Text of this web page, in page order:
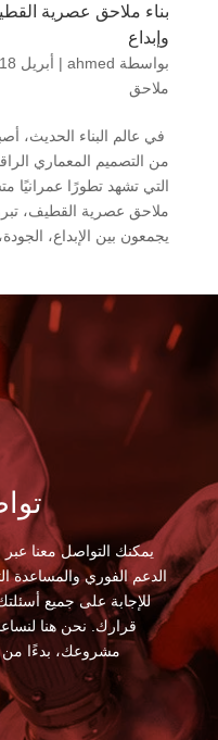
بناء ملاحق عصرية
وإبداع
بواسطة ahmed
| أبريل 18, 2025
ملاحق
في عالم البناء الحديث،
من التصميم المعماري
التي تشهد تطورًا عمرانيًا
ملاحق عصرية القطيف،
يجمعون بين الإبداع،
يمكنك التواصل معنا
الدعم الفوري والمساعدة
للإجابة على جميع
قرارك. نحن هنا
مشروعك، بدءًا من